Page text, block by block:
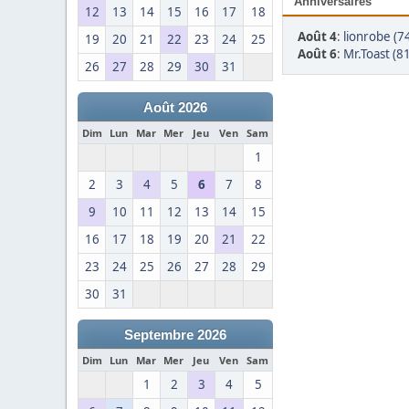
12 13 14 15 16 17
18
19
20 21 22 23 24
25
26
27 28 29 30 31
Août 2026
Dim Lun Mar Mer Jeu Ven Sam
1
2
3 4 5 6 7
8
9
10 11 12 13 14
15
16
17 18 19 20 21
22
23
24 25 26 27 28
29
30
31
Septembre 2026
Dim Lun Mar Mer Jeu Ven Sam
1 2 3 4
5
Août 4: lionrobe
Août 6: Mr.Toast